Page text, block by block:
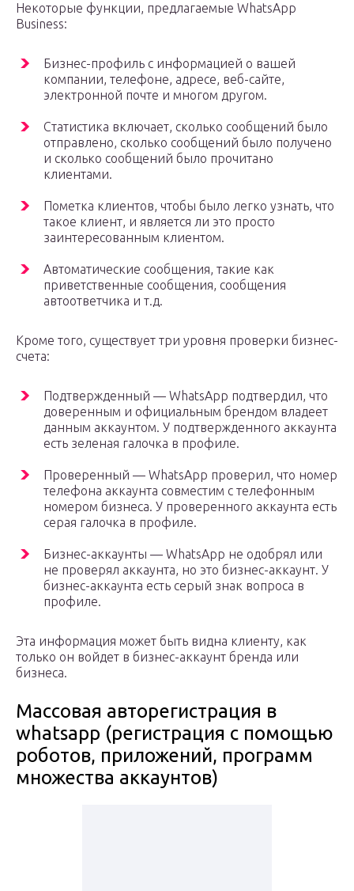
Некоторые функции, предлагаемые WhatsApp
Business:
Бизнес-профиль с информацией о вашей
компании, телефоне, адресе, веб-сайте,
электронной почте и многом другом.
Статистика включает, сколько сообщений было
отправлено, сколько сообщений было получено
и сколько сообщений было прочитано
клиентами.
Пометка клиентов, чтобы было легко узнать, что
такое клиент, и является ли это просто
заинтересованным клиентом.
Автоматические сообщения, такие как
приветственные сообщения, сообщения
автоответчика и т.д.
Кроме того, существует три уровня проверки бизнес-
счета:
Подтвержденный — WhatsApp подтвердил, что
доверенным и официальным брендом владеет
данным аккаунтом. У подтвержденного аккаунта
есть зеленая галочка в профиле.
Проверенный — WhatsApp проверил, что номер
телефона аккаунта совместим с телефонным
номером бизнеса. У проверенного аккаунта есть
серая галочка в профиле.
Бизнес-аккаунты — WhatsApp не одобрял или
не проверял аккаунта, но это бизнес-аккаунт. У
бизнес-аккаунта есть серый знак вопроса в
профиле.
Эта информация может быть видна клиенту, как
только он войдет в бизнес-аккаунт бренда или
бизнеса.
Массовая авторегистрация в
whatsapp (регистрация с помощью
роботов, приложений, программ
множества аккаунтов)